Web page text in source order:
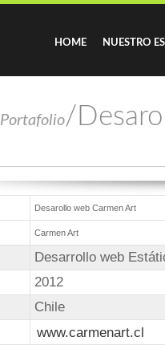
HOME NUESTRO
Portafolio/
Desarollo web Carmen Art
Carmen Art
Desarrollo web
2012
Chile
www.carmenart.cl